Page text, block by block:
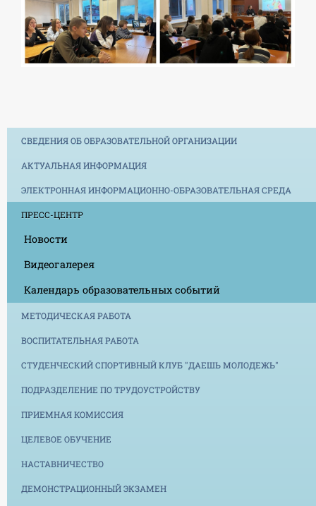
СВЕДЕНИЯ ОБ ОБРАЗОВАТЕЛЬНОЙ ОРГАНИЗАЦИИ
АКТУАЛЬНАЯ ИНФОРМАЦИЯ
ЭЛЕКТРОННАЯ ИНФОРМАЦИОННО-ОБРАЗОВАТЕЛЬНАЯ СРЕДА
ПРЕСС-ЦЕНТР
Новости
Видеогалерея
Календарь образовательных событий
МЕТОДИЧЕСКАЯ РАБОТА
ВОСПИТАТЕЛЬНАЯ РАБОТА
СТУДЕНЧЕСКИЙ СПОРТИВНЫЙ КЛУБ "ДАЕШЬ МОЛОДЕЖЬ"
ПОДРАЗДЕЛЕНИЕ ПО ТРУДОУСТРОЙСТВУ
ПРИЕМНАЯ КОМИССИЯ
ЦЕЛЕВОЕ ОБУЧЕНИЕ
НАСТАВНИЧЕСТВО
ДЕМОНСТРАЦИОННЫЙ ЭКЗАМЕН